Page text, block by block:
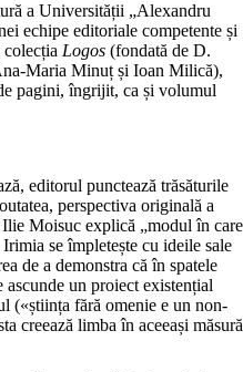
a Universității „Alexandru
echipe editoriale competente și
colecțiaLogos(fondată de D.
Maria Minuț și Ioan Milică),
pagini, îngrijit, ca și volumul
editorul punctează trăsăturile
perspectiva originală a
Ilie Moisuc explică „modul în care
se împletește cu ideile sale
de a demonstra că în spatele
un proiect existențial
(«știința fără omenie e un non-
creează limba în aceeași măsură